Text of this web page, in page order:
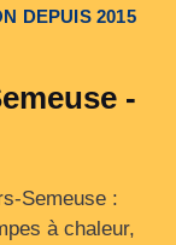
DEPUIS 2015
-
Semeuse :
à chaleur,